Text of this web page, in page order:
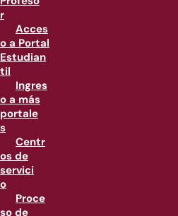
r
Acces
o a Portal
Estudian
til
Ingres
o a más
portale
s
Centr
os de
servici
o
Proce
so de